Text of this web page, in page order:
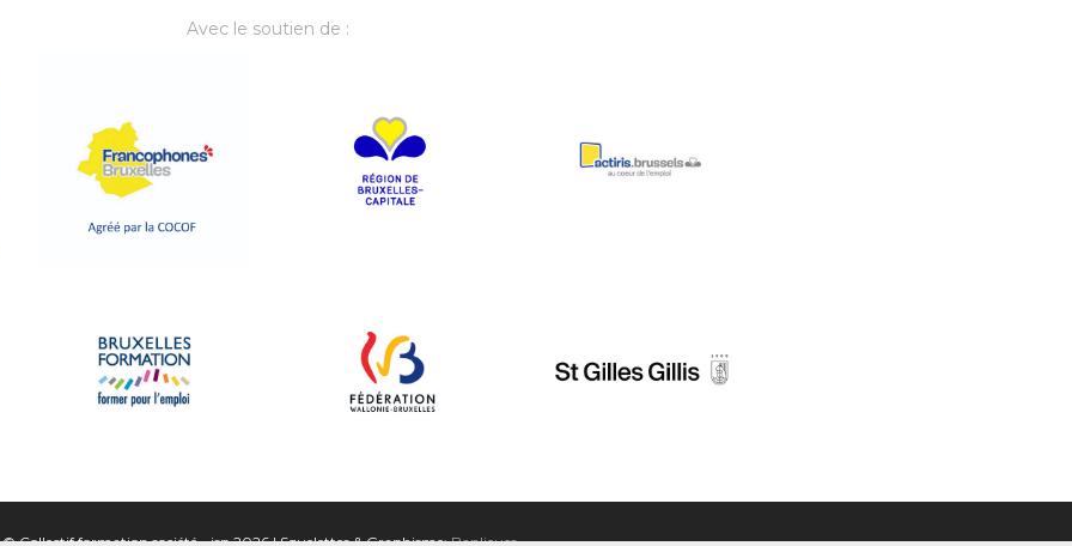
Avec le soutien de :
© Collectif formation société - isp 2026 | Squelettes & Graphisme:Banlieues